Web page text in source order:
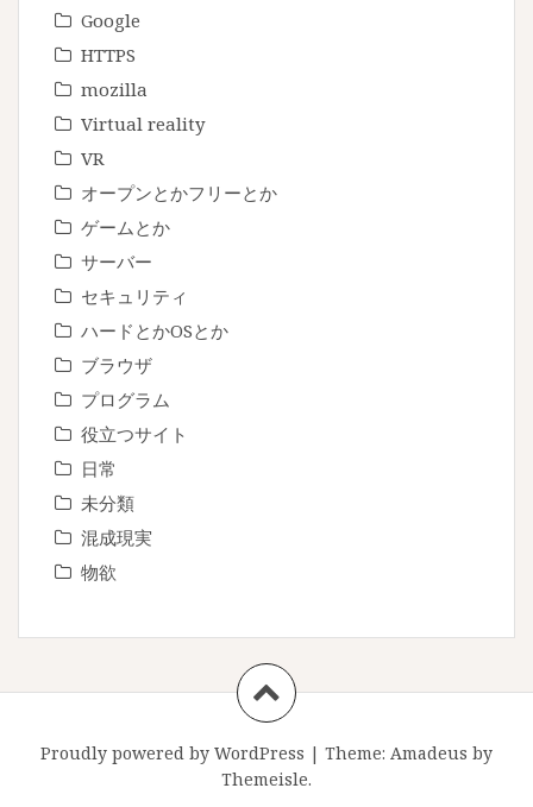
Google
HTTPS
mozilla
Virtual reality
VR
オープンとかフリーとか
ゲームとか
サーバー
セキュリティ
ハードとかOSとか
ブラウザ
プログラム
役立つサイト
日常
未分類
混成現実
物欲
Proudly powered by WordPress | Theme: Amadeus by
Themeisle.